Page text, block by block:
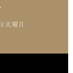
火曜日